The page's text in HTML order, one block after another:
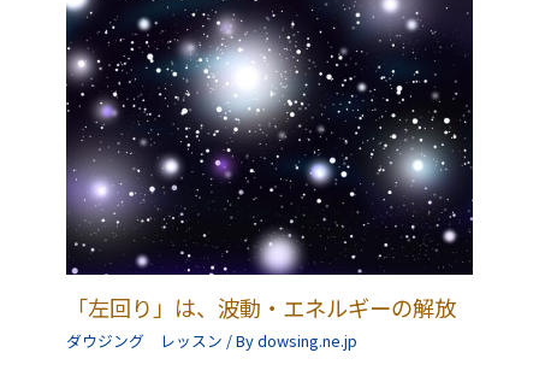
「左回り」は、波動・エネルギーの解放
ダウジング レッスン / Bydowsing.ne.jp